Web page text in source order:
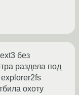
без
раздела под
explorer2fs
охоту